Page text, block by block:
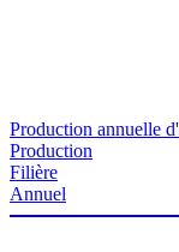
Production annuelle
Production
Filière
Annuel